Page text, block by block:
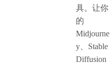
具。让你
的
Midjourne
y、Stable
Diffusion